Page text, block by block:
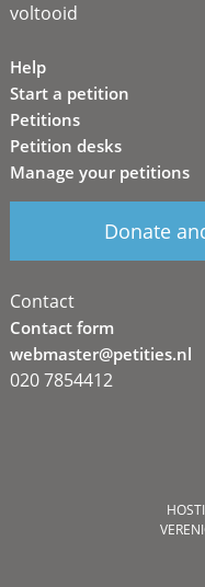
voltooid
Help
Start a petition
Petitions
Petition desks
Manage your petitions
Donate
Contact
Contact form
webmaster@petities.nl
020 7854412